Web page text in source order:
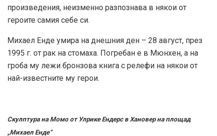
произведения, неизменно разпознава в някои от
героите самия себе си.
Михаел Енде умира на днешния ден – 28 август, през
1995 г. от рак на стомаха. Погребан е в Мюнхен, а на
гроба му лежи бронзова книга с релефи на някои от
най-известните му герои.
Скулптура на Момо от Улрике Ендерс в Хановер на площад
„Михаел Енде“